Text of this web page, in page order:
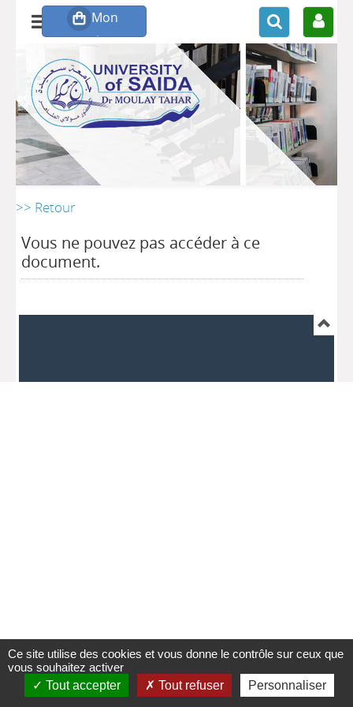
>> Retour
Vous ne pouvez pas accéder à ce
document.
Ce site utilise des cookies et vous donne le contrôle sur ceux que
vous souhaitez activer
Tout accepter
Tout refuser Personnaliser